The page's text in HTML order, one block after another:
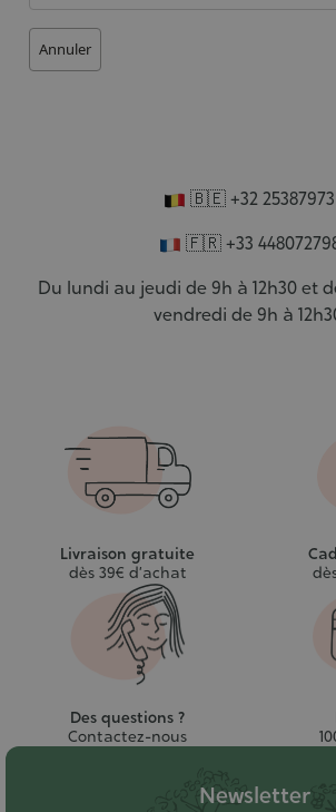
🇧🇪+32 25387973
🇫🇷+33
Du lundi au jeudi de 9h à 12h30 et
vendredi de 9h à
Livraison gratuite
dès 39€ d’achat
Des questions ?
Contactez-nous
Newsletter